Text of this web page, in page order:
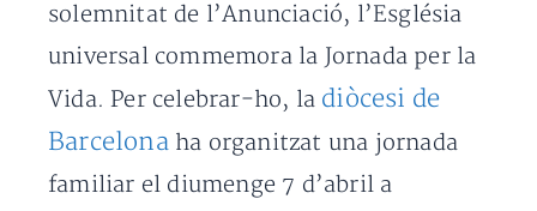
solemnitat de l’Anunciació, l’Església
universal commemora la Jornada per la
Vida. Per celebrar-ho, la diòcesi de
Barcelona ha organitzat una jornada
familiar el diumenge 7 d’abril a